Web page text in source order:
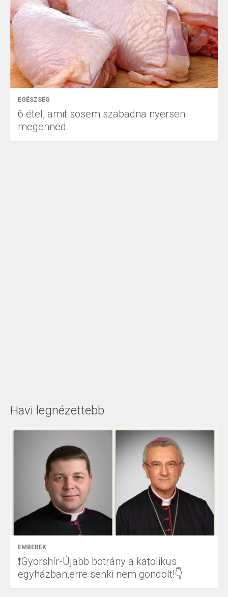
EGÉSZSÉG
6 étel, amit sosem szabadna nyersen
megenned
Havi legnézettebb
EMBEREK
❗Gyorshír-Újabb botrány a katolikus
egyházban,erre senki nem gondolt!👇